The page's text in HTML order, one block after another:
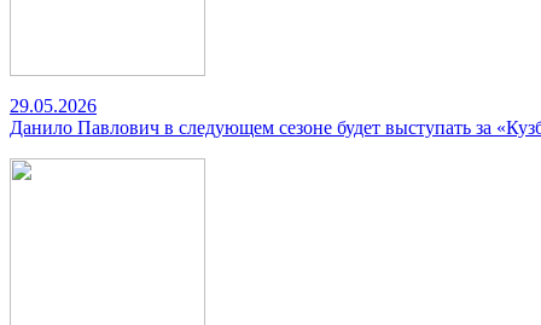
29.05.2026
Данило Павлович в следующем сезоне будет выступать за